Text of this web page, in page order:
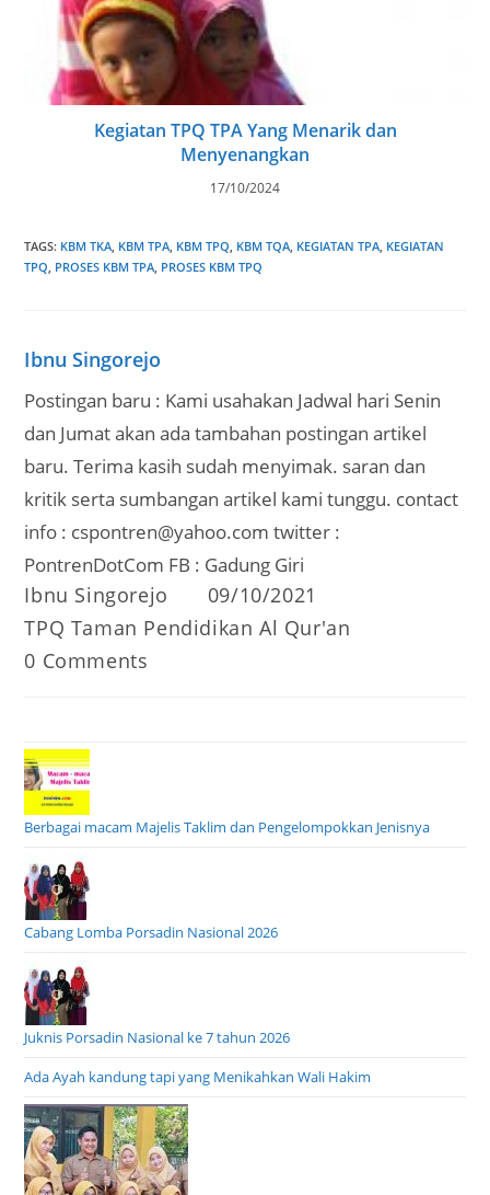
Kegiatan TPQ TPA Yang Menarik dan
Menyenangkan
17/10/2024
TAGS: KBM TKA, KBM TPA, KBM TPQ, KBM TQA, KEGIATAN TPA, KEGIATAN
TPQ, PROSES KBM TPA, PROSES KBM TPQ
Ibnu Singorejo
Postingan baru : Kami usahakan Jadwal hari Senin
dan Jumat akan ada tambahan postingan artikel
baru. Terima kasih sudah menyimak. saran dan
kritik serta sumbangan artikel kami tunggu. contact
info : cspontren@yahoo.com twitter :
PontrenDotCom FB : Gadung Giri
Post
Ibnu Singorejo
Post
09/10/2021
Post
category:
TPQ Taman Pendidikan Al Qur'an
Post
0 Comments
Berbagai macam Majelis Taklim dan Pengelompokkan Jenisnya
Cabang Lomba Porsadin Nasional 2026
Juknis Porsadin Nasional ke 7 tahun 2026
Ada Ayah kandung tapi yang Menikahkan Wali Hakim